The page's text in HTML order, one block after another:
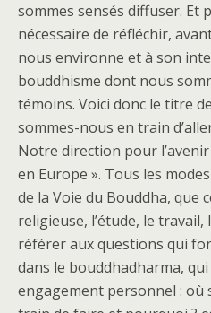
sommes sensés diffuser. Et
nécessaire de réfléchir,
nous environne et à son
bouddhisme dont nous
témoins. Voici donc le titre
sommes-nous en train
Notre direction pour
en Europe ». Tous les
de la Voie du Bouddha, que
religieuse, l’étude, le travail,
référer aux questions qui
dans le bouddhadharma,
engagement personnel : où